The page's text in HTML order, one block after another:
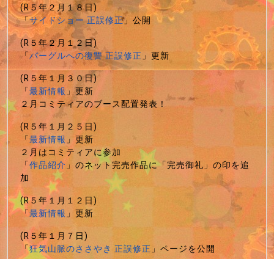
(R５年２月１８日)
「サイドショー 正誤修正」公開
(R５年２月１２日)
「バーグルへの復讐 正誤修正」更新
(R５年１月３０日)
「最新情報」更新
２月コミティアのブース配置発表！
(R５年１月２５日)
「最新情報」更新
２月はコミティアに参加
「作品紹介」のネット完売作品に「完売御礼」の印を追
加
(R５年１月１２日)
「最新情報」更新
(R５年１月７日)
「狂気山脈のささやき 正誤修正」ページを公開